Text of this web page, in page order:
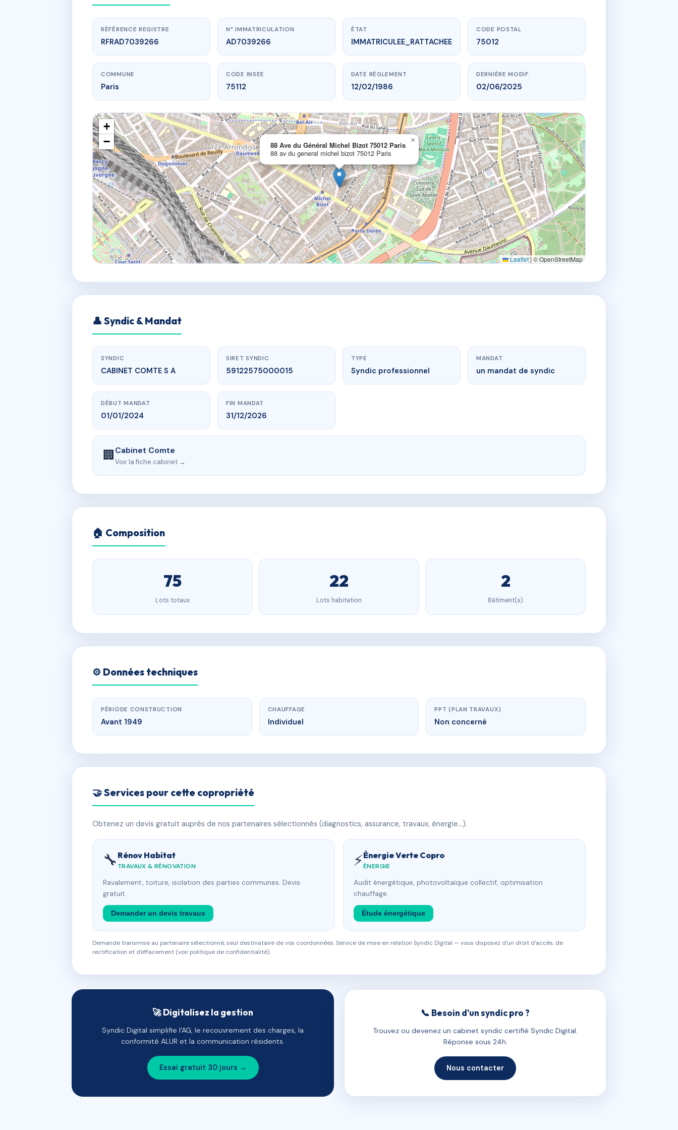
www.vme.plus/AD7039266
88 Ave du Général Michel Bizot 75012 Paris
88 av du general michel bizot75012 Paris
RÉFÉRENCE REGISTRE
RFRAD7039266
N° IMMATRICULATION
AD7039266
ÉTAT
IMMATRICULEE_RATTACHEE
CODE POSTAL
75012
COMMUNE
Paris
CODE INSEE
75112
DATE RÈGLEMENT
12/02/1986
DERNIÈRE MODIF.
02/06/2025
88 Ave du Général Michel Bizot 75012 Paris
88 av du general michel bizot 75012 Paris
×
+
−
Leaflet | © OpenStreetMap
👤 Syndic & Mandat
SYNDIC
CABINET COMTE S A
SIRET SYNDIC
59122575000015
TYPE
Syndic professionnel
MANDAT
un mandat de syndic
DÉBUT MANDAT
01/01/2024
FIN MANDAT
31/12/2026
🏢Cabinet Comte
Voir la fiche cabinet →
🏠 Composition
75
Lots totaux
22
Lots habitation
2
Bâtiment(s)
⚙️ Données techniques
PÉRIODE CONSTRUCTION
Avant 1949
CHAUFFAGE
Individuel
PPT (PLAN TRAVAUX)
Non concerné
🤝 Services pour cette copropriété
Obtenez un devis gratuit auprès de nos partenaires sélectionnés (diagnostics, assurance, travaux, énergie…).
🔧 Rénov Habitat
TRAVAUX & RÉNOVATION
Ravalement, toiture, isolation des parties communes. Devis
gratuit.
Demander un devis travaux
⚡Énergie Verte Copro
ÉNERGIE
Audit énergétique, photovoltaïque collectif, optimisation
chauffage.
Étude énergétique
Demande transmise au partenaire sélectionné, seul destinataire de vos coordonnées. Service de mise en relation Syndic Digital — vous disposez d'un droit d'accès, de
rectification et d'effacement (voir politique de confidentialité).
🚀 Digitalisez la gestion
Syndic Digital simplifie l'AG, le recouvrement des charges, la
conformité ALUR et la communication résidents.
Essai gratuit 30 jours →
📞 Besoin d'un syndic pro ?
Trouvez ou devenez un cabinet syndic certifié Syndic Digital.
Réponse sous 24h.
Nous contacter